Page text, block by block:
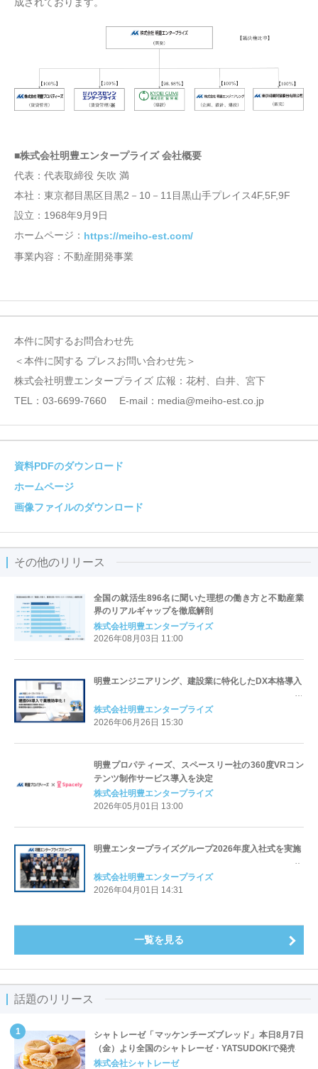
成されております。
■株式会社明豊エンタープライズ 会社概要
代表：代表取締役 矢吹 満
本社：東京都目黒区目黒2－10－11目黒山手プレイス4F,5F,9F
設立：1968年9月9日
ホームページ： https://meiho-est.com/
事業内容：不動産開発事業
本件に関するお問合わせ先
＜本件に関する プレスお問い合わせ先＞
株式会社明豊エンタープライズ 広報：花村、白井、宮下
TEL：03-6699-7660 E-mail：media@meiho-est.co.jp
資料PDFのダウンロード
ホームページ
画像ファイルのダウンロード
その他のリリース
全国の就活生896名に聞いた理想の働き方と不動産業
界のリアルギャップを徹底解剖
株式会社明豊エンタープライズ
2026年08月03日 11:00
明豊エンジニアリング、建設業に特化したDX本格導入
株式会社明豊エンタープライズ
2026年06月26日 15:30
明豊プロパティーズ、スペースリー社の360度VRコン
テンツ制作サービス導入を決定
株式会社明豊エンタープライズ
2026年05月01日 13:00
明豊エンタープライズグループ2026年度入社式を実施
株式会社明豊エンタープライズ
2026年04月01日 14:31
一覧を見る
話題のリリース
シャトレーゼ「マッケンチーズブレッド」本日8月7日
（金）より全国のシャトレーゼ・YATSUDOKIで発売
株式会社シャトレーゼ